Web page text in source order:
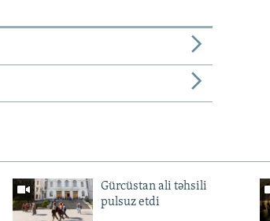
Gürcüstan ali təhsili
pulsuz etdi